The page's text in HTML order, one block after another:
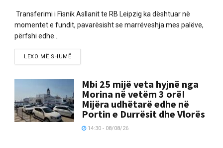
Transferimi i Fisnik Asllanit te RB Leipzig ka dështuar në
momentet e fundit, pavarësisht se marrëveshja mes palëve,
përfshi edhe...
LEXO MË SHUMË
Mbi 25 mijë veta hyjnë nga
Morina në vetëm 3 orë!
Mijëra udhëtarë edhe në
Portin e Durrësit dhe Vlorës
14:30 - 08/08/26